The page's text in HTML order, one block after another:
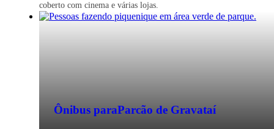
coberto com cinema e várias lojas.
Ônibus paraParcão de Gravataí